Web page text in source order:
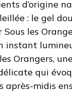
d’origine
: le gel
les
instant
Orangers,
qui
après-midis